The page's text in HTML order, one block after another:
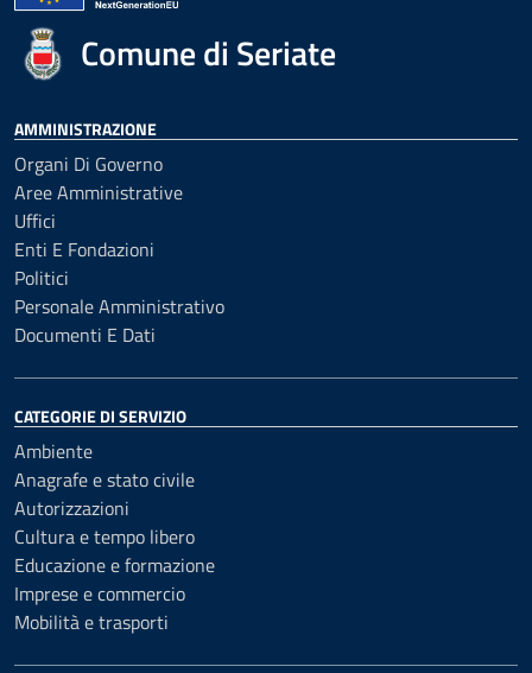
Comune di Seriate
AMMINISTRAZIONE
Organi Di Governo
Aree Amministrative
Uffici
Enti E Fondazioni
Politici
Personale Amministrativo
Documenti E Dati
CATEGORIE DI SERVIZIO
Ambiente
Anagrafe e stato civile
Autorizzazioni
Cultura e tempo libero
Educazione e formazione
Imprese e commercio
Mobilità e trasporti